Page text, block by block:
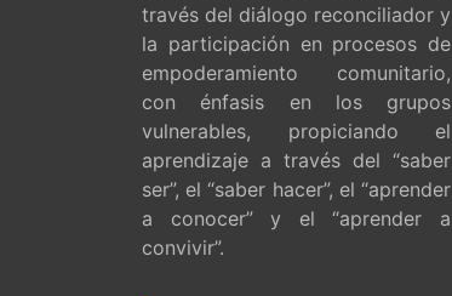
través del diálogo reconciliador y
la participación en procesos de
empoderamiento comunitario,
con énfasis en los grupos
vulnerables, propiciando el
aprendizaje a través del “saber
ser”, el “saber hacer”, el “aprender
a conocer” y el “aprender a
convivir”.